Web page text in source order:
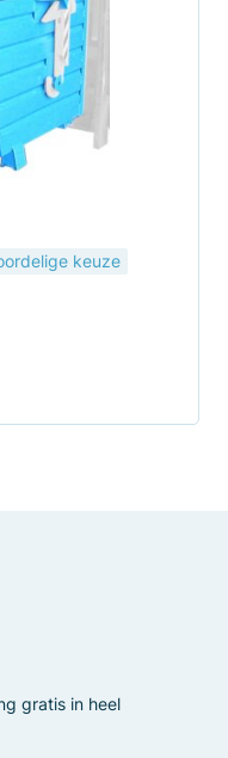
keuze
gratis in heel